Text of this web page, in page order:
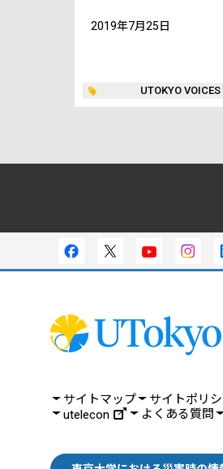
2019年7月25日
UTOKYO VOICES
サイトマップ サイトポリ
utelecon
よくある質問